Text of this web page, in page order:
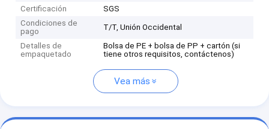
Certificación
SGS
Condiciones de
pago
T/T, Unión Occidental
Detalles de
empaquetado
Bolsa de PE + bolsa de PP + cartón (si
tiene otros requisitos, contáctenos)
Vea más